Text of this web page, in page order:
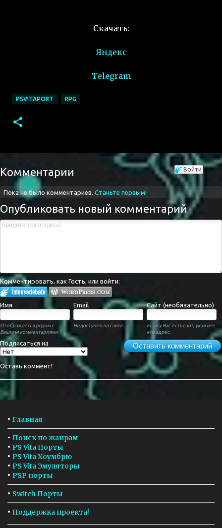
Скачать:
Яндекс
Telegram
PSVITAPORT RPG
Войти
Комментарии
Пока не было комментариев. Станьте первым!
Опубликовать новый комментарий
Комментировать, как Гость, или войти:
Имя Email Сайт (необязательно)
Отображается рядом с
Вашими комментариями
Недоступен на сайте.
Если у Вас есть сайт, укажите
его адрес.
Оставить комментарий
Подписаться на
Оставь коммент!
• Главная
- Поиск по жанрам
• PS Vita Порты
• PS Vita Хоумбрю
• PS Vita Эмуляторы
• PSP порты
• Switch Порты
• Поддержка проекта!